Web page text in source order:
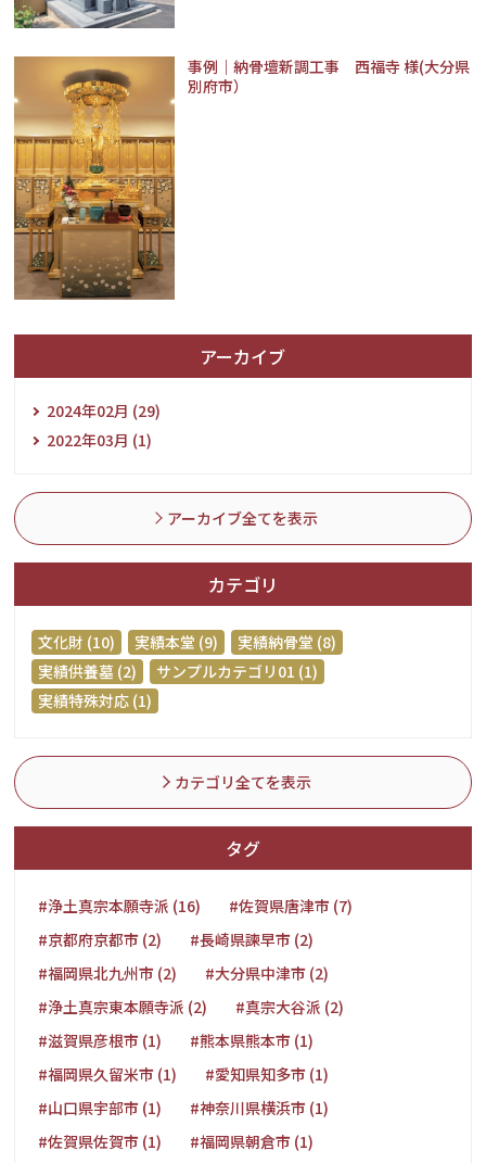
事例｜納骨壇新調工事 西福寺 様(大分県
別府市）
アーカイブ
2024年02月 (29)
2022年03月 (1)
アーカイブ全てを表示
カテゴリ
文化財 (10) 実績本堂 (9)
実績納骨堂 (8)
実績供養墓 (2)
サンプルカテゴリ01 (1)
実績特殊対応 (1)
カテゴリ全てを表示
タグ
#浄土真宗本願寺派 (16)
#佐賀県唐津市 (7)
#京都府京都市 (2)
#長崎県諫早市 (2)
#福岡県北九州市 (2)
#大分県中津市 (2)
#浄土真宗東本願寺派 (2)
#真宗大谷派 (2)
#滋賀県彦根市 (1)
#熊本県熊本市 (1)
#福岡県久留米市 (1)
#愛知県知多市 (1)
#山口県宇部市 (1)
#神奈川県横浜市 (1)
#佐賀県佐賀市 (1)
#福岡県朝倉市 (1)